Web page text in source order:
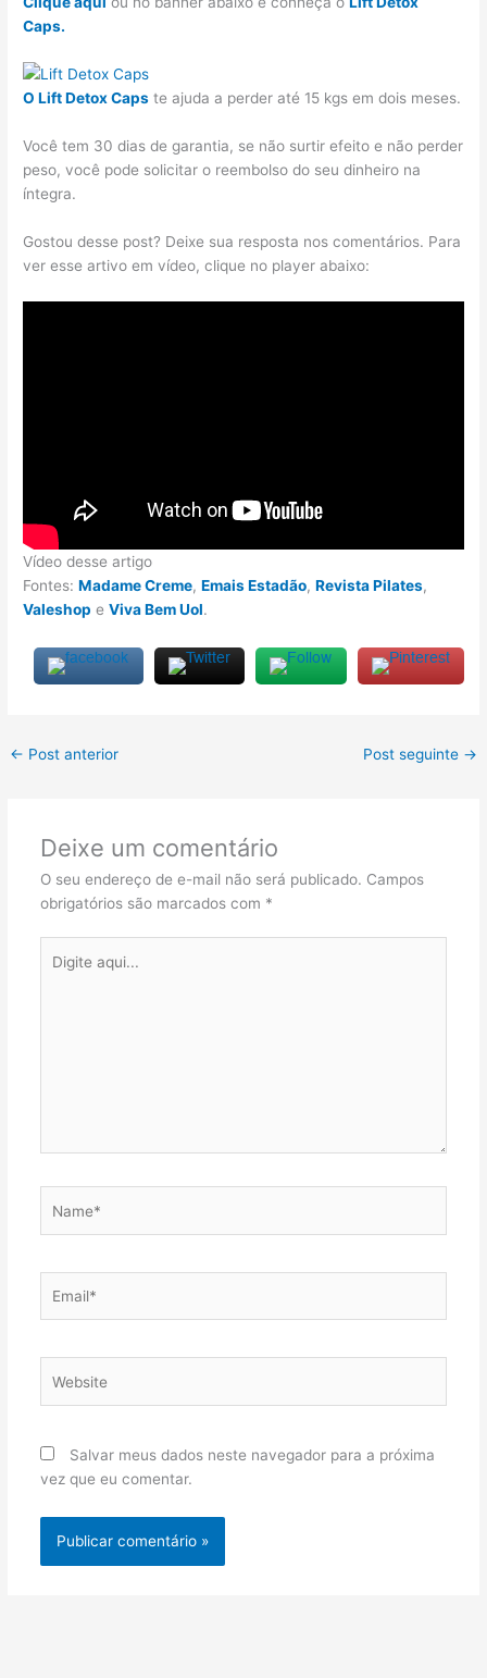
Caps.
O Lift Detox Caps te ajuda a perder até 15 kgs em dois meses.
Você tem 30 dias de garantia, se não surtir efeito e não perder
peso, você pode solicitar o reembolso do seu dinheiro na
íntegra.
Gostou desse post? Deixe sua resposta nos comentários. Para
ver esse artivo em vídeo, clique no player abaixo:
Vídeo desse artigo
Fontes:Madame Creme,Emais Estadão,Revista Pilates,
Valeshop eViva Bem Uol.
← Post anterior Post seguinte →
Deixe um comentário
O seu endereço de e-mail não será publicado. Campos
obrigatórios são marcados com *
aqui...
Salvar meus dados neste navegador para a próxima
vez que eu comentar.